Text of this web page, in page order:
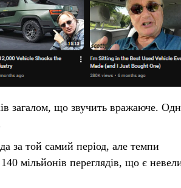
загалом, що звучить вражаюче.
за той самий період, але темпи
мільйонів переглядів, що є